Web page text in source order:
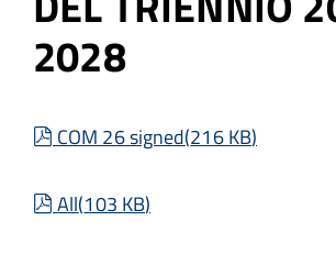
2028
pdf
COM 26 signed(216 KB)
pdf
All(103 KB)